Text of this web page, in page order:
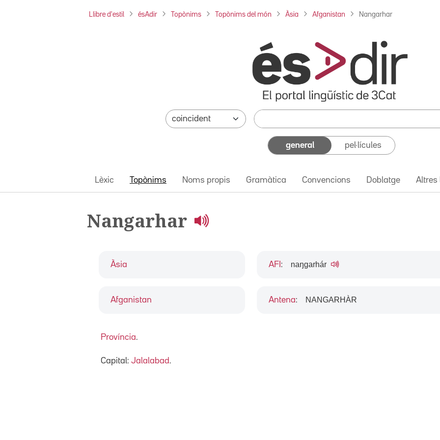
Llibre d'estil ésAdir Topònims Topònims del món Àsia Afganistan Nangarhar
general pel·lícules
Lèxic Topònims Noms propis Gramàtica Convencions Doblatge Altres
Nangarhar
Àsia
Afganistan
AFI : naŋgarhár
Antena: NANGARHÀR
Província.
Capital: Jalalabad.